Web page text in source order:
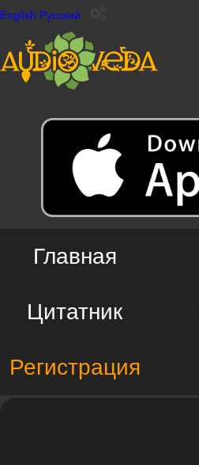
English Русский
Главная
Цитатник
Регистрация